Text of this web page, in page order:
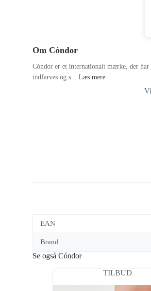
Om Cóndor
Cóndor er et internationalt mærke, der
indfarves og s...Læs mere
EAN
Brand
Se også Cóndor
TILBUD